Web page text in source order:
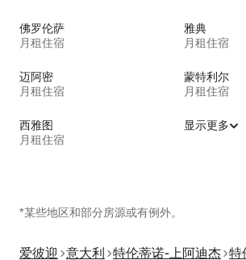
佛罗伦萨
月租住宿
雅典
月租住宿
迈阿密
月租住宿
蒙特利尔
月租住宿
西雅图
月租住宿
显示更多
*某些地区和部分房源或有例外。
爱彼迎 意大利 特伦蒂诺-上阿迪杰 特